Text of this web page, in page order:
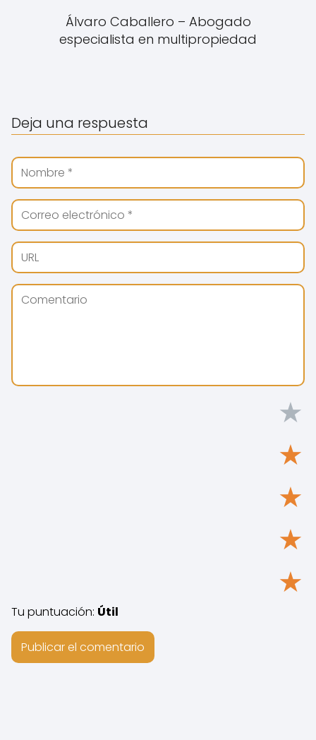
Álvaro Caballero – Abogado
especialista en multipropiedad
Deja una respuesta
★
★
★
★
★
Tu puntuación: Útil